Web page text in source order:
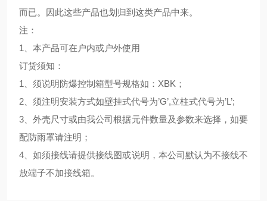
而已。因此这些产品也划归到这类产品中来。
注：
1、本产品可在户内或户外使用
订货须知：
1、须说明防爆控制箱型号规格如：XBK；
2、须注明安装方式如壁挂式代号为’G’,立柱式代号为’L’;
3、外壳尺寸或由我公司根据元件数量及参数来选择，如要
配防雨罩请注明；
4、如须接线请提供接线图或说明，本公司默认为不接线不
放端子不加接线箱。